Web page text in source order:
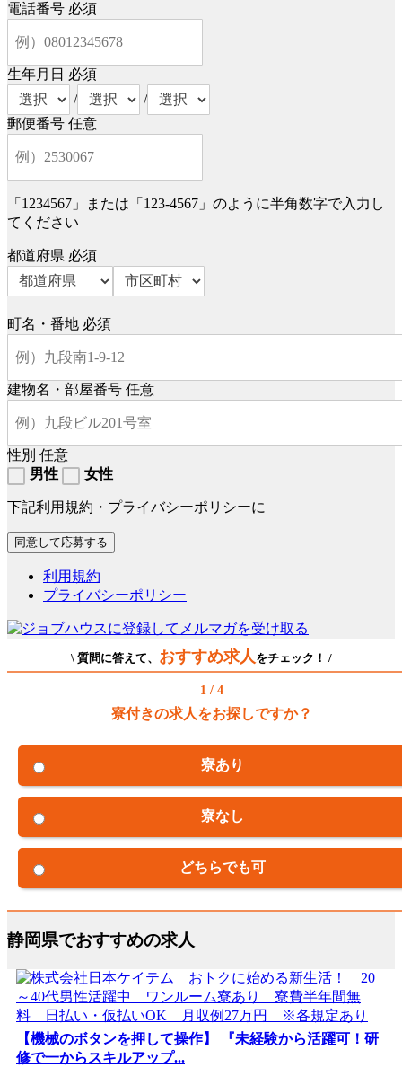
電話番号 必須
生年月日 必須
/
/
郵便番号 任意
「1234567」または「123-4567」のように半角数字で入力し
てください
都道府県 必須
町名・番地 必須
建物名・部屋番号 任意
性別 任意
男性
女性
下記利用規約・プライバシーポリシーに
利用規約
プライバシーポリシー
\ 質問に答えて、 おすすめ求人をチェック！ /
1 / 4
寮付きの求人をお探しですか？
寮あり
寮なし
どちらでも可
静岡県でおすすめの求人
【機械のボタンを押して操作】 『未経験から活躍可！研
修で一からスキルアップ...